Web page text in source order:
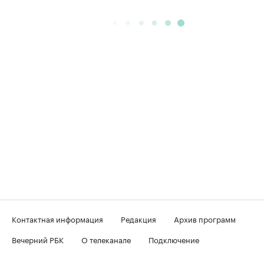
Контактная информация Редакция
Архив программ
Вечерний РБК
О телеканале
Подключение